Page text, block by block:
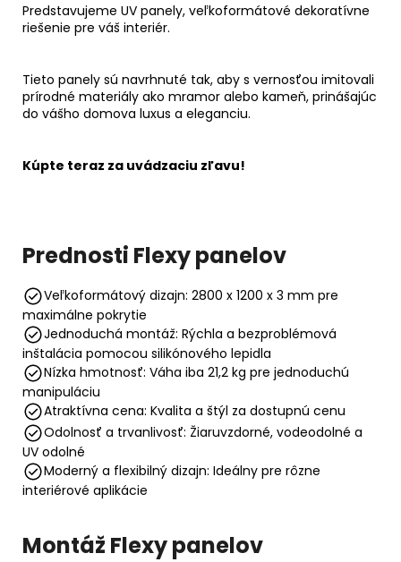
Predstavujeme UV panely, veľkoformátové dekoratívne
riešenie pre váš interiér.
Tieto panely sú navrhnuté tak, aby s vernosťou imitovali
prírodné materiály ako mramor alebo kameň, prinášajúc
do vášho domova luxus a eleganciu.
Kúpte teraz za uvádzaciu zľavu!
Prednosti Flexy panelov
Veľkoformátový dizajn: 2800 x 1200 x 3 mm pre
maximálne pokrytie
Jednoduchá montáž: Rýchla a bezproblémová
inštalácia pomocou silikónového lepidla
Nízka hmotnosť: Váha iba 21,2 kg pre jednoduchú
manipuláciu
Atraktívna cena: Kvalita a štýl za dostupnú cenu
Odolnosť a trvanlivosť: Žiaruvzdorné, vodeodolné a
UV odolné
Moderný a flexibilný dizajn: Ideálny pre rôzne
interiérové aplikácie
Montáž Flexy panelov